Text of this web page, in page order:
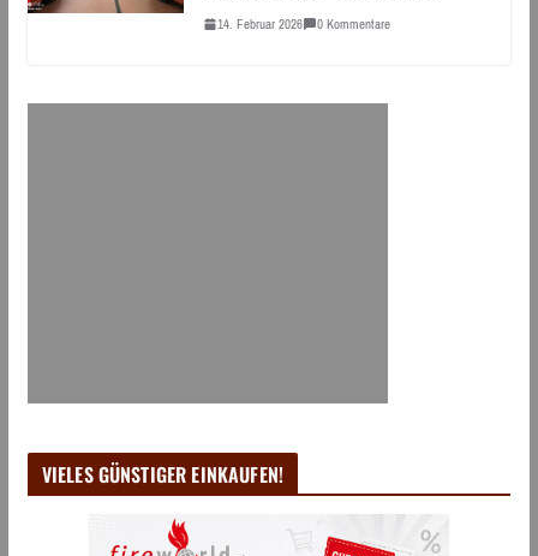
14. Februar 2026 0 Kommentare
VIELES GÜNSTIGER EINKAUFEN!